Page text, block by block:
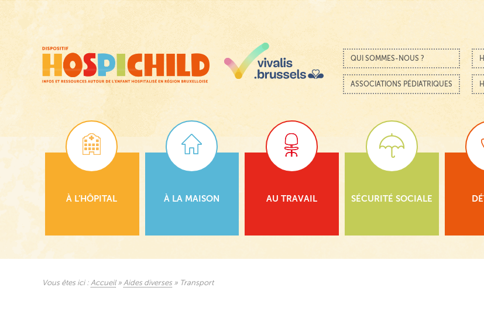
principal
Menu
Passer au contenu
QUI SOMMES-NOUS ?
ASSOCIATIONS PÉDIATRIQUES
À L’HÔPITAL À LA MAISON AU TRAVAIL SÉCURITÉ SOCIALE
Vous êtes ici : Accueil» Aides diverses » Transport